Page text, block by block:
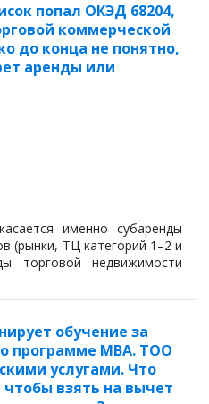
попал ОКЭД 68204,
коммерческой
до конца не понятно,
аренды или
именно субаренды
(рынки, ТЦ категорий 1–2 и
недвижимости
обучение за
программе MBA. ТОО
услугами. Что
взять на вычет